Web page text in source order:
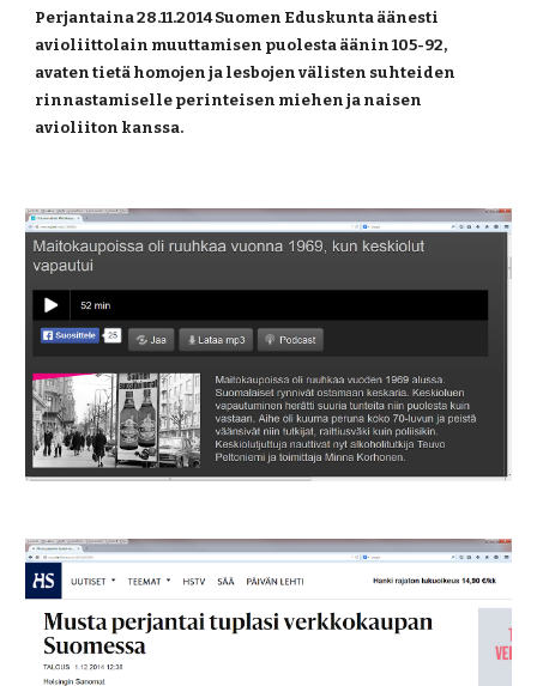
Perjantaina 28.11.2014 Suomen Eduskunta äänesti
avioliittolain muuttamisen puolesta äänin 105-92,
avaten tietä homojen ja lesbojen välisten suhteiden
rinnastamiselle perinteisen miehen ja naisen
avioliiton kanssa.